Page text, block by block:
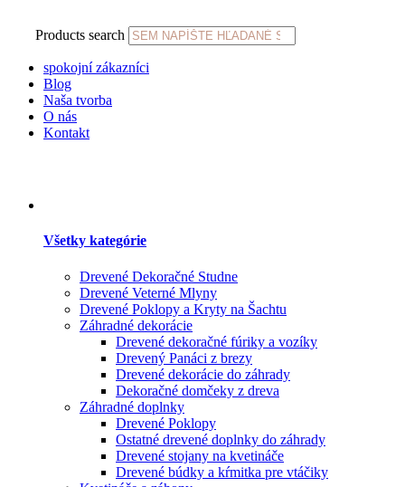
Products search
spokojní zákazníci
Blog
Naša tvorba
O nás
Kontakt
Všetky kategórie
Drevené Dekoračné Studne
Drevené Veterné Mlyny
Drevené Poklopy a Kryty na Šachtu
Záhradné dekorácie
Drevené dekoračné fúriky a vozíky
Drevený Panáci z brezy
Drevené dekorácie do záhrady
Dekoračné domčeky z dreva
Záhradné doplnky
Drevené Poklopy
Ostatné drevené doplnky do záhrady
Drevené stojany na kvetináče
Drevené búdky a kŕmitka pre vtáčiky